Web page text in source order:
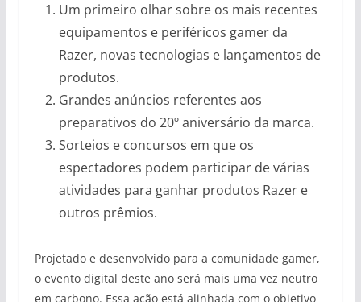
Um primeiro olhar sobre os mais recentes
equipamentos e periféricos gamer da
Razer, novas tecnologias e lançamentos de
produtos.
Grandes anúncios referentes aos
preparativos do 20º aniversário da marca.
Sorteios e concursos em que os
espectadores podem participar de várias
atividades para ganhar produtos Razer e
outros prêmios.
Projetado e desenvolvido para a comunidade gamer,
o evento digital deste ano será mais uma vez neutro
em carbono. Essa ação está alinhada com o objetivo